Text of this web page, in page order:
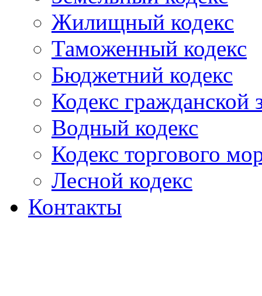
Жилищный кодекс
Таможенный кодекс
Бюджетний кодекс
Кодекс гражданской
Водный кодекс
Кодекс торгового
Лесной кодекс
Контакты